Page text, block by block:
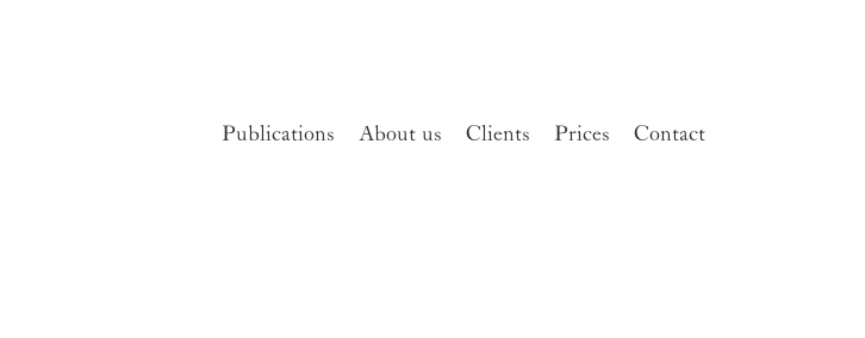
Publications About us Clients Prices Contact